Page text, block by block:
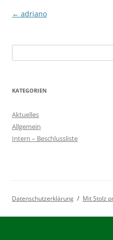
Beitragsnavigation
← adriano
nach:
KATEGORIEN
Aktuelles
Allgemein
Intern – Beschlussliste
Datenschutzerklärung Mit Stolz